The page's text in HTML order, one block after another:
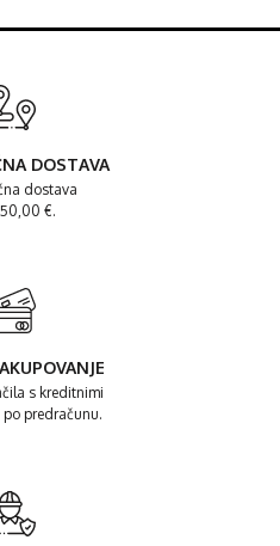
DOSTAVA
dostava
€.
s kreditnimi
predračunu.